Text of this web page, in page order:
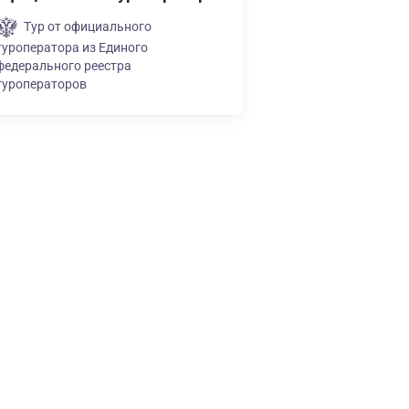
Тур от официального
из Единого
реестра